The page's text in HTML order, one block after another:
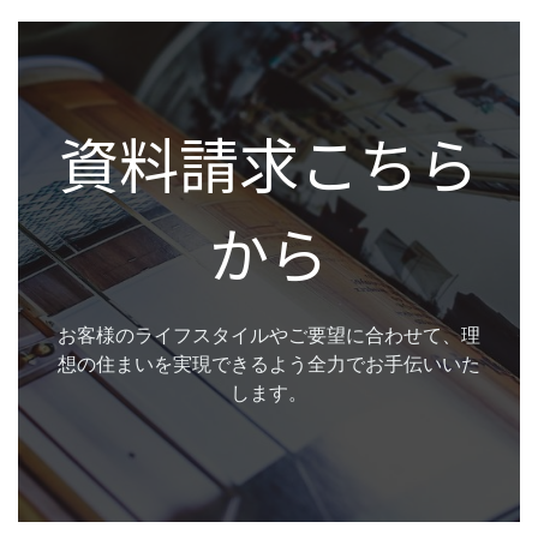
資料請求こちら
から
お客様のライフスタイルやご要望に合わせて、理
想の住まいを実現できるよう全力でお手伝いいた
します。